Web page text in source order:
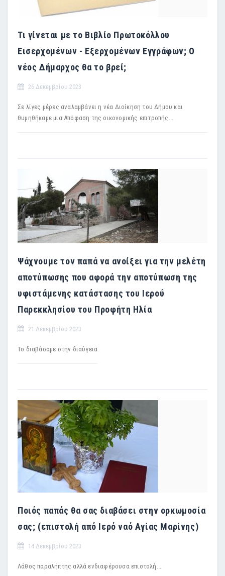
Τι γίνεται με το Βιβλίο Πρωτοκόλλου
Εισερχομένων - Εξερχομένων Εγγράφων; Ο
νέος Δήμαρχος θα το βρεί;
26 Δεκεμβρίου 2023
Σε λίγες μέρες αναλαμβάνει η νέα Διοίκηση του Δήμου και
θυμηθήκαμε μια Απόφαση της οικονομικής επιτροπής...
Ψάχνουμε τον παπά να ανοίξει για την μελέτη
αποτύπωσης που αφορά την αποτύπωση της
υφιστάμενης κατάστασης του Ιερού
Παρεκκλησίου του Προφήτη Ηλία
21 Δεκεμβρίου 2023
Το διαβάσαμε στην διαύγεια
Ποιός παπάς θα σας διαβάσει στην ορκωμοσία
σας; (επιστολή από Ιερό ναό Αγίας Μαρίνης)
14 Δεκεμβρίου 2023
Λάθος παραλήπτης αλλά ενδιαφέρουσα επιστολή...